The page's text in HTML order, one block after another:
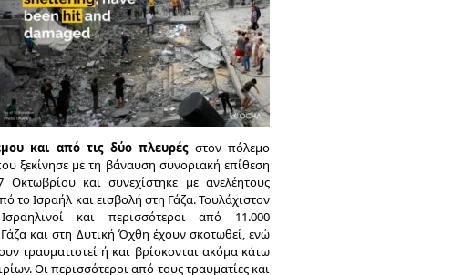
και από τις δύο πλευρέςστον πόλεμο
ξεκίνησε με τη βάναυση συνοριακή επίθεση
Οκτωβρίου και συνεχίστηκε με ανελέητους
το Ισραήλ και εισβολή στη Γάζα. Τουλάχιστον
και περισσότεροι από 11.000
Γάζα και στη Δυτική Όχθη έχουν σκοτωθεί, ενώ
τραυματιστεί ή και βρίσκονται ακόμα κάτω
Οι περισσότεροι από τους τραυματίες και